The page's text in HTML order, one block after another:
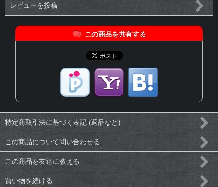
レビューを投稿
この商品を共有する
特定商取引法に基づく表記 (返品など)
この商品について問い合わせる
この商品を友達に教える
買い物を続ける